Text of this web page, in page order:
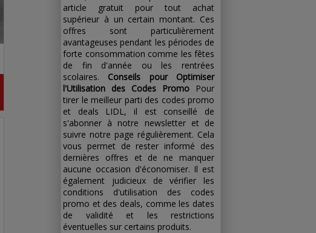
article gratuit pour tout achat
supérieur à un certain montant. Ces
offres sont particulièrement
avantageuses pendant les périodes de
forte consommation comme les fêtes
de fin d'année ou les rentrées
scolaires. Conseils pour Optimiser
l'Utilisation des Codes Promo
Pour
tirer le meilleur parti des codes promo
et deals LIDL, il est conseillé de
s'abonner à notre newsletter et de
suivre notre page régulièrement. Cela
vous permet de rester informé des
dernières offres et de ne manquer
aucune occasion d'économiser. Il est
également judicieux de vérifier les
conditions d'utilisation des codes
promo et des deals, comme les dates
de validité et les restrictions
éventuelles sur certains produits.